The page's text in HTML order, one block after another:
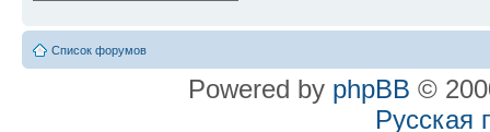
Список форумов
Powered by phpBB ©
Русская